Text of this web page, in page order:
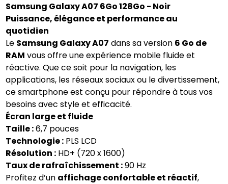
Samsung Galaxy A07 6Go 128Go - Noir
Puissance, élégance et performance au
quotidien
Le Samsung Galaxy A07 dans sa version 6 Go de
RAM vous offre une expérience mobile fluide et
réactive. Que ce soit pour la navigation, les
applications, les réseaux sociaux ou le divertissement,
ce smartphone est conçu pour répondre à tous vos
besoins avec style et efficacité.
Écran large et fluide
Taille :6,7 pouces
Technologie : PLS LCD
Résolution : HD+ (720 x 1600)
Taux de rafraîchissement :90 Hz
Profitez d’un affichage confortable et réactif,